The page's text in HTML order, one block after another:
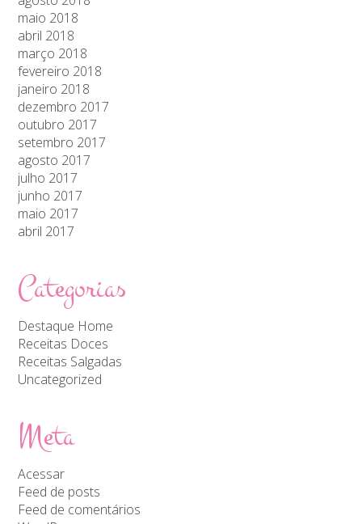
maio 2018
abril 2018
março 2018
fevereiro 2018
janeiro 2018
dezembro 2017
outubro 2017
setembro 2017
agosto 2017
julho 2017
junho 2017
maio 2017
abril 2017
Categorias
Destaque Home
Receitas Doces
Receitas Salgadas
Uncategorized
Meta
Acessar
Feed de posts
Feed de comentários